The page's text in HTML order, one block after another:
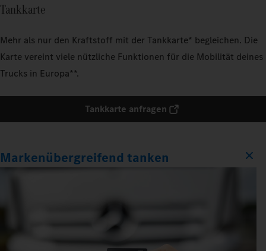
Tankkarte
Mehr als nur den Kraftstoff mit der Tankkarte* begleichen. Die
Karte vereint viele nützliche Funktionen für die Mobilität deines
Trucks in Europa**.
Tankkarte anfragen
Markenübergreifend tanken